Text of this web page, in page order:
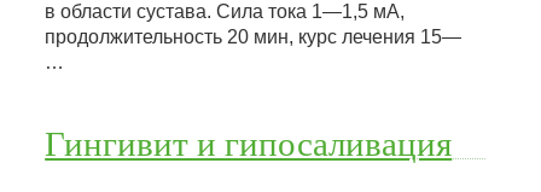
в области сустава. Сила тока 1—1,5 мА,
продолжительность 20 мин, курс лечения 15—
…
Гингивит и гипосаливация